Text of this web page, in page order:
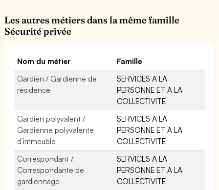
Les autres métiers dans la même famille
Sécurité privée
Nom du métier
Famille
Gardien / Gardienne de
résidence
SERVICES A LA
PERSONNE ET A LA
COLLECTIVITE
Gardien polyvalent /
Gardienne polyvalente
d'immeuble
SERVICES A LA
PERSONNE ET A LA
COLLECTIVITE
Correspondant /
Correspondante de
gardiennage
SERVICES A LA
PERSONNE ET A LA
COLLECTIVITE